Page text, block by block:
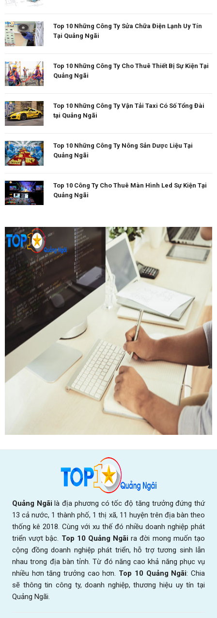
Top 10 Những Công Ty Sửa Chữa Điện Lạnh Uy Tín
Tại Quảng Ngãi
Top 10 Những Công Ty Cho Thuê Thiết Bị Sự Kiện Tại
Quảng Ngãi
Top 10 Những Công Ty Vận Tải Taxi Có Số Tổng Đài
tại Quảng Ngãi
Top 10 Những Công Ty Nông Sản Dược Liệu Tại
Quảng Ngãi
Top 10 Công Ty Cho Thuê Màn Hình Led Sự Kiện Tại
Quảng Ngãi
Quảng Ngãilà địa phương có tốc độ tăng trưởng đứng thứ
13 cả nước, 1 thành phố, 1 thị xã, 11 huyện trên địa bàn theo
thống kê 2018. Cùng với xu thế đó nhiều doanh nghiệp phát
triển vượt bậc. Top 10 Quảng Ngãi ra đời mong muốn tạo
cộng đồng doanh nghiệp phát triển, hỗ trợ tương sinh lẫn
nhau trong địa bàn tỉnh. Từ đó năng cao khả năng phục vụ
nhiều hơn tăng trưởng cao hơn. Top 10 Quảng Ngãi: Chia
sẽ thông tin công ty, doanh nghiệp, thương hiệu uy tín tại
Quảng Ngãi.